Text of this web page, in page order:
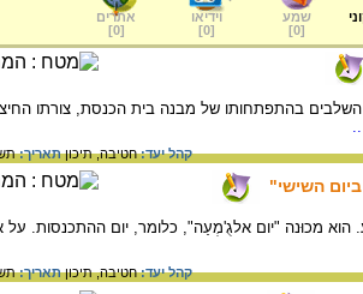
שמע
[
0
]
וידיאו
[
0
]
אתרים
[
0
]
בהתפתחותו של מבנה בית הכנסת, צורתו
קהל יעד:חטיבה,תיכוןתאריך:
השישי"
מכוּנה "יום אלגֻ'מְעַה", כלומר, יום ההתכנסות. על
קהל יעד:חטיבה,תיכוןתאריך: